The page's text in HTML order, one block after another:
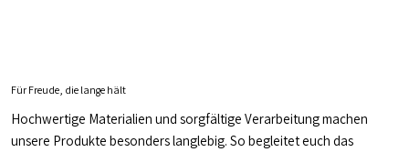
Für Freude, die lange hält
Hochwertige Materialien und sorgfältige Verarbeitung machen
unsere Produkte besonders langlebig. So begleitet euch das